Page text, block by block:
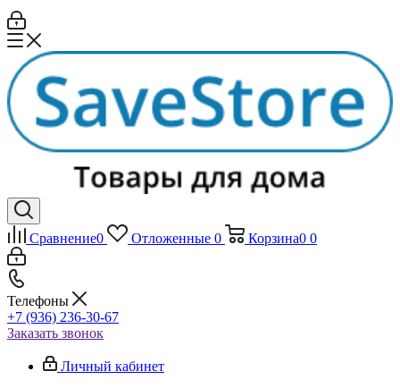
Сравнение0 Отложенные 0 Корзина0 0
Телефоны
+7 (936) 236-30-67
Заказать звонок
Личный кабинет